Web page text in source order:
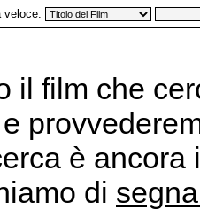
veloce:
il film che
e
è
di